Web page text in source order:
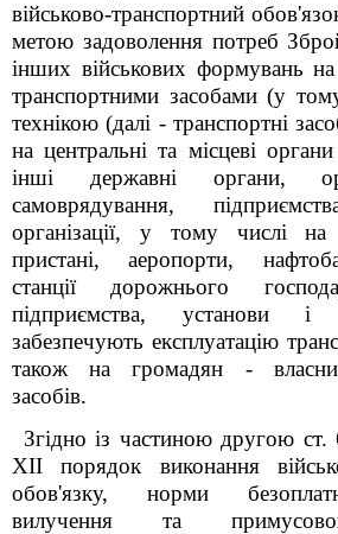
військово-транспортний
метою задоволення потреб
інших військових формувань
транспортними засобами (у
технікою (далі - транспортні
на центральні та місцеві
інші державні органи,
самоврядування,
організації, у тому числі на
пристані, аеропорти,
станції дорожнього
підприємства, установи і
забезпечують експлуатацію
також на громадян -
засобів.
Згідно із частиною другою
XII порядок виконання
обов'язку, норми
вилучення та